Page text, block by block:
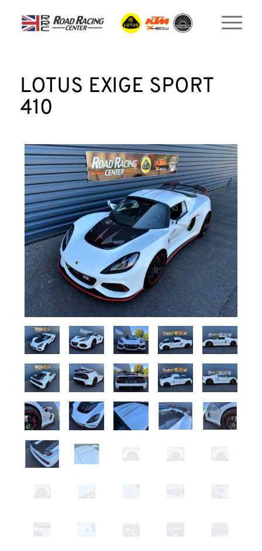
LOTUS EXIGE SPORT
410